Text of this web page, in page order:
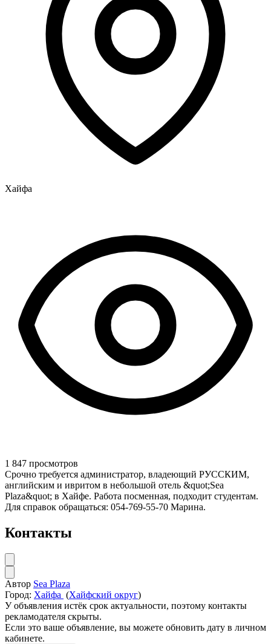
Хайфа
1 847 просмотров
Срочно требуется администратор, владеющий РУССКИМ,
английским и ивритом в небольшой отель &quot;Sea
Plaza&quot; в Хайфе. Работа посменная, подходит студентам.
Для справок обращаться: 054-769-55-70 Марина.
Контакты
Автор Sea Plaza
Город: Хайфа (Хайфский округ)
У объявления истёк срок актуальности, поэтому контакты
рекламодателя скрыты.
Если это ваше объявление, вы можете обновить дату в личном
кабинете.